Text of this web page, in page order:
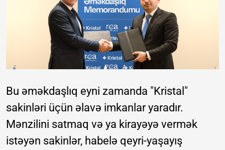
Bu əməkdaşlıq eyni zamanda "Kristal"
sakinləri üçün əlavə imkanlar yaradır.
Mənzilini satmaq və ya kirayəyə vermək
istəyən sakinlər, habelə qeyri-yaşayış